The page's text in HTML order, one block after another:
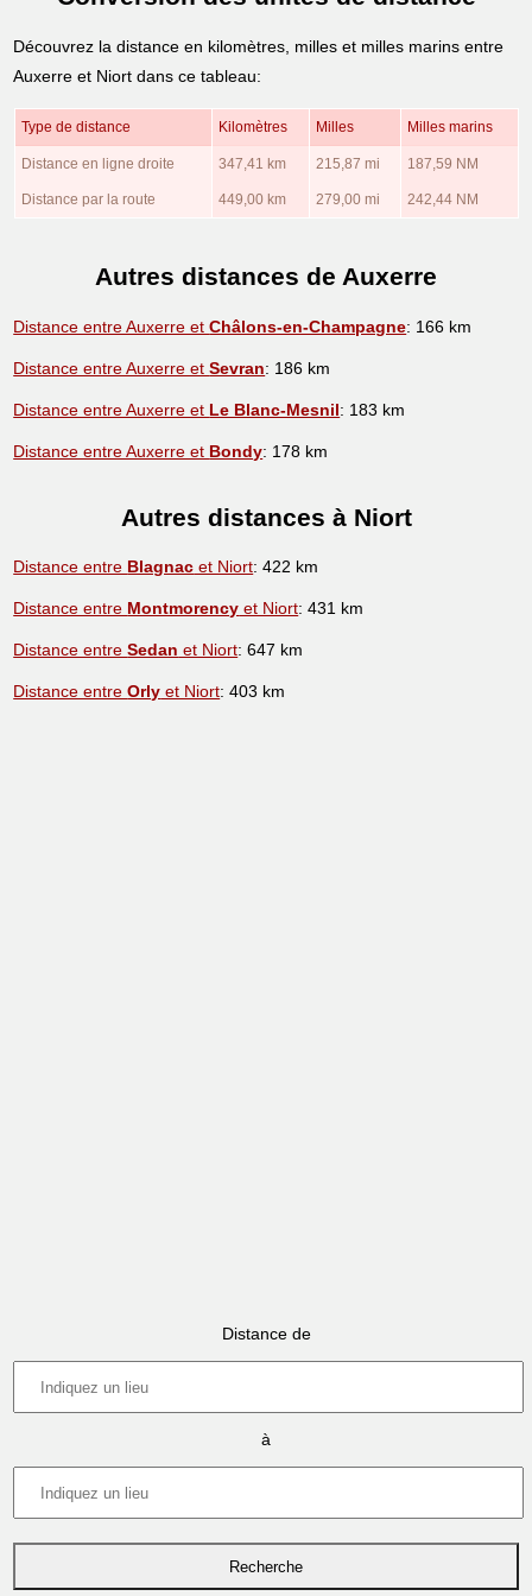
Découvrez la distance en kilomètres, milles et milles marins entre
Auxerre et Niort dans ce tableau:
Type de distance Kilomètres Milles Milles marins
Distance en ligne droite 347,41 km 215,87 mi 187,59 NM
Distance par la route 449,00 km 279,00 mi 242,44 NM
Autres distances de Auxerre
Distance entre Auxerre etChâlons-en-Champagne: 166 km
Distance entre Auxerre etSevran: 186 km
Distance entre Auxerre et Le Blanc-Mesnil: 183 km
Distance entre Auxerre et Bondy: 178 km
Autres distances à Niort
Distance entre Blagnac et Niort: 422 km
Distance entre Montmorency et Niort: 431 km
Distance entreSedan et Niort: 647 km
Distance entreOrly et Niort: 403 km
Distance de
à